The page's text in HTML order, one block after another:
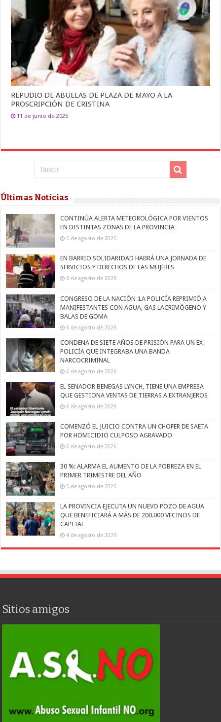
REPUDIO DE ABUELAS DE PLAZA DE MAYO A LA
PROSCRIPCIÓN DE CRISTINA
11 de junio de 2025
Últimas Noticias
CONTINÚA ALERTA METEOROLÓGICA POR VIENTOS
EN DISTINTAS ZONAS DE LA PROVINCIA
6 de agosto de 2026
EN BARRIO SOLIDARIDAD HABRÁ UNA JORNADA DE
SERVICIOS Y DERECHOS DE LAS MUJERES
6 de agosto de 2026
CONGRESO DE LA NACIÓN :LA POLICÍA REPRIMIÓ A
MANIFESTANTES CON AGUA, GAS LACRIMÓGENO Y
BALAS DE GOMA
6 de agosto de 2026
CONDENA DE SIETE AÑOS DE PRISIÓN PARA UN EX
POLICÍA QUE INTEGRABA UNA BANDA
NARCOCRIMINAL
6 de agosto de 2026
EL SENADOR BENEGAS LYNCH, TIENE UNA EMPRESA
QUE GESTIONA VENTAS DE TIERRAS A EXTRANJEROS
6 de agosto de 2026
COMENZÓ EL JUICIO CONTRA UN CHOFER DE SAETA
POR HOMICIDIO CULPOSO AGRAVADO
6 de agosto de 2026
30 %: ALARMA EL AUMENTO DE LA POBREZA EN EL
PRIMER TRIMESTRE DEL AÑO
5 de agosto de 2026
LA PROVINCIA EJECUTA UN NUEVO POZO DE AGUA
QUE BENEFICIARÁ A MÁS DE 200.000 VECINOS DE
CAPITAL
4 de agosto de 2026
Sitios amigos